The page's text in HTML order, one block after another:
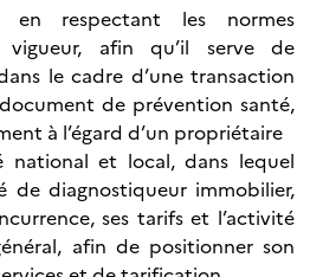
en respectant les normes
vigueur, afin qu’il serve de
le cadre d’une transaction
de prévention santé,
à l’égard d’un propriétaire
national et local, dans lequel
de diagnostiqueur immobilier,
ses tarifs et l’activité
afin de positionner son